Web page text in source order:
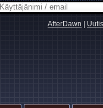
AfterDawn